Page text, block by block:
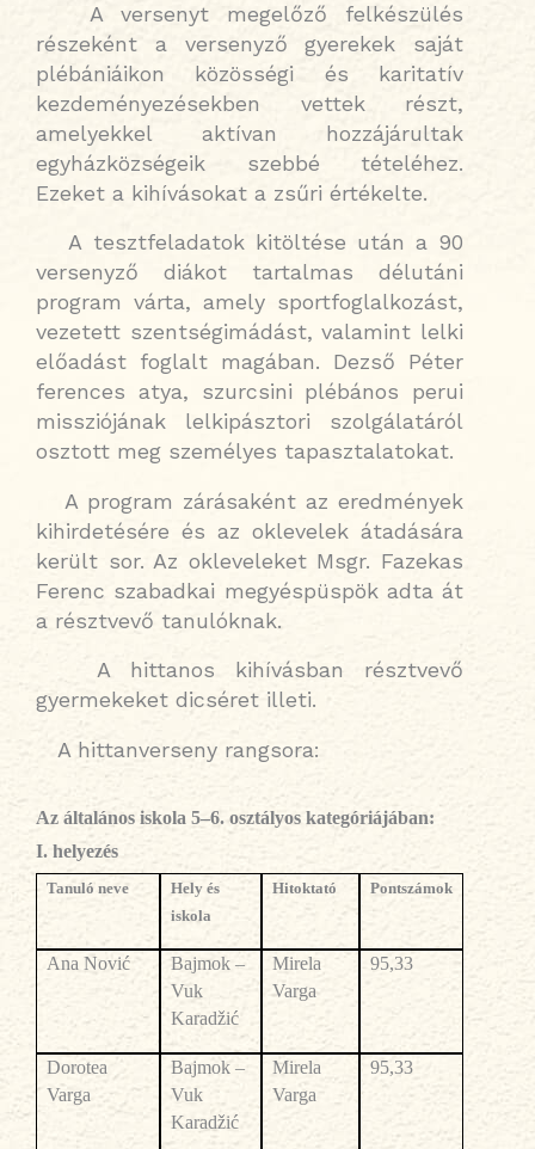
A versenyt megelőző felkészülés
részeként a versenyző gyerekek saját
plébániáikon közösségi és karitatív
kezdeményezésekben vettek részt,
amelyekkel aktívan hozzájárultak
egyházközségeik szebbé tételéhez.
Ezeket a kihívásokat a zsűri értékelte.
A tesztfeladatok kitöltése után a 90
versenyző diákot tartalmas délutáni
program várta, amely sportfoglalkozást,
vezetett szentségimádást, valamint lelki
előadást foglalt magában. Dezső Péter
ferences atya, szurcsini plébános perui
missziójának lelkipásztori szolgálatáról
osztott meg személyes tapasztalatokat.
A program zárásaként az eredmények
kihirdetésére és az oklevelek átadására
került sor. Az okleveleket Msgr. Fazekas
Ferenc szabadkai megyéspüspök adta át
a résztvevő tanulóknak.
A hittanos kihívásban résztvevő
gyermekeket dicséret illeti.
A hittanverseny rangsora:
Az általános iskola 5–6. osztályos kategóriájában:
I. helyezés
Tanuló neve
Hely és
iskola
Hitoktató Pontszámok
Ana Nović
Bajmok –
Vuk
Karadžić
Mirela
Varga
95,33
Dorotea
Varga
Bajmok –
Vuk
Karadžić
Mirela
Varga
95,33